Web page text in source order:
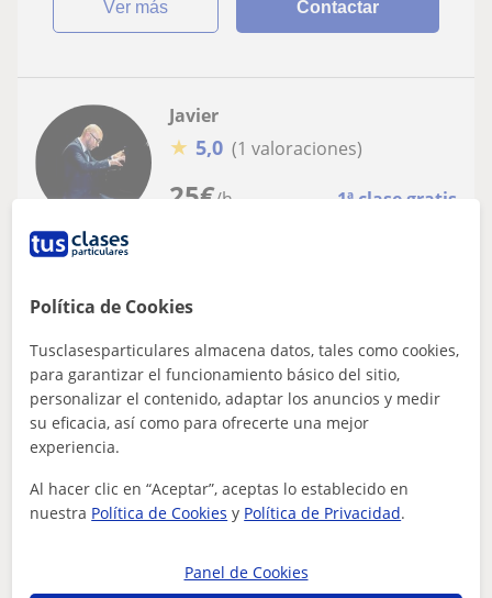
ver más Contactar
25€/h 1ª clase gratis
Javier
★ 5,0 (1 valoraciones)
Marbella, Benahavís, Istán, E...
ESTIMULACION MUSICAL, ARMONIA,
LENGUAJE MUSICAL
Profesor titulado por el Conservatorio Superior de
Málaga imparte clases a domicilio y online de Piano,
Armonía, Lenguaje Musical, Iniciaci...
ver más Contactar
Política de Cookies
Tusclasesparticulares almacena datos, tales como cookies,
para garantizar el funcionamiento básico del sitio,
personalizar el contenido, adaptar los anuncios y medir
su eficacia, así como para ofrecerte una mejor
experiencia.
Al hacer clic en “Aceptar”, aceptas lo establecido en
nuestra Política de Cookies y Política de Privacidad.
Panel de Cookies